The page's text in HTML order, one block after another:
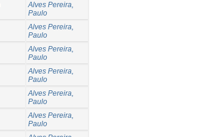
Alves Pereira,
Paulo
Alves Pereira,
Paulo
Alves Pereira,
Paulo
Alves Pereira,
Paulo
Alves Pereira,
Paulo
Alves Pereira,
Paulo